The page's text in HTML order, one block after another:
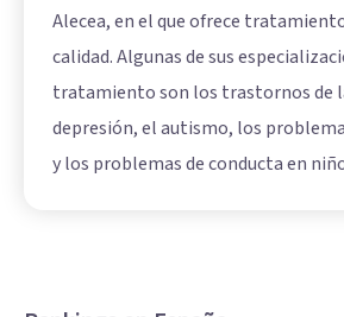
Alecea, en el que ofrece
calidad. Algunas de sus
tratamiento son los trastornos de
depresión, el autismo, los
y los problemas de conducta en